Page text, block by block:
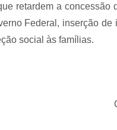
retardem a
Federal, inserção
social às famílias.